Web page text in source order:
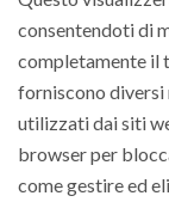
consentendoti di
completamente il
forniscono diversi
utilizzati dai siti
browser per
come gestire ed